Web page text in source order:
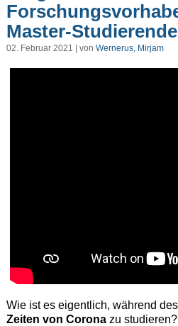
Master-
02. Februar 2021 | von Wernerus, Mirjam
Wie ist es eigentlich, während des
Zeiten von Coronazu